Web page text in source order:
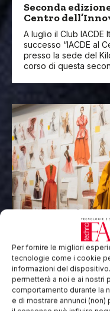
Per fornire le migliori
tecnologie come i cookie
informazioni del
permetterà a noi e ai nostri
comportamento durante la
e di mostrare annunci
Seconda
Centro
A luglio il Club
successo “IACDE al
presso la sede del
corso di questa
IACDE Italia al
IACDE Italia è
le tecnologie della
29 maggio 2025. Il